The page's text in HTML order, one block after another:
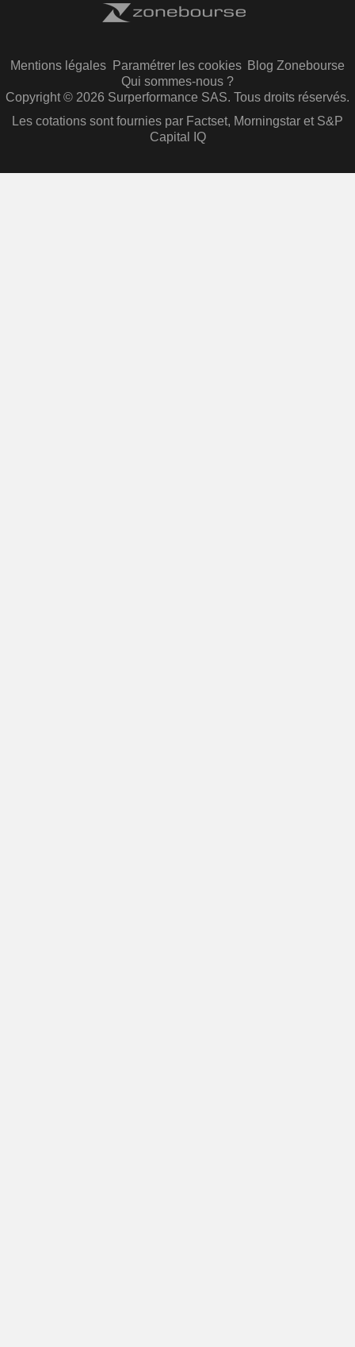
Mentions légales Paramétrer les cookies Blog Zonebourse
Qui sommes-nous ?
Copyright © 2026 Surperformance SAS. Tous droits réservés.
Les cotations sont fournies par Factset, Morningstar et S&P
Capital IQ